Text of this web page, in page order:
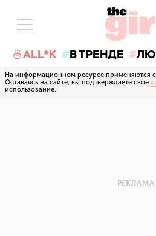
🍜ALL*K В ТРЕНДЕ
На информационном ресурсе применяются
Оставаясь на сайте, вы подтверждаете свое
использование.